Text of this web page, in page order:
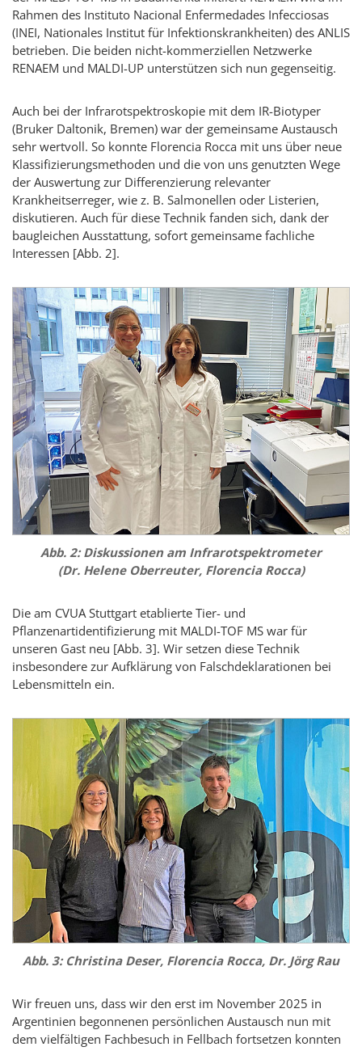
Rahmen des Instituto Nacional Enfermedades Infecciosas
(INEI, Nationales Institut für Infektionskrankheiten) des ANLIS
betrieben. Die beiden nicht-kommerziellen Netzwerke
RENAEM und MALDI-UP unterstützen sich nun gegenseitig.
Auch bei der Infrarotspektroskopie mit dem IR-Biotyper
(Bruker Daltonik, Bremen) war der gemeinsame Austausch
sehr wertvoll. So konnte Florencia Rocca mit uns über neue
Klassifizierungsmethoden und die von uns genutzten Wege
der Auswertung zur Differenzierung relevanter
Krankheitserreger, wie z. B. Salmonellen oder Listerien,
diskutieren. Auch für diese Technik fanden sich, dank der
baugleichen Ausstattung, sofort gemeinsame fachliche
Interessen [Abb. 2].
Abb. 2: Diskussionen am Infrarotspektrometer
(Dr. Helene Oberreuter, Florencia Rocca)
Die am CVUA Stuttgart etablierte Tier- und
Pflanzenartidentifizierung mit MALDI-TOF MS war für
unseren Gast neu [Abb. 3]. Wir setzen diese Technik
insbesondere zur Aufklärung von Falschdeklarationen bei
Lebensmitteln ein.
Abb. 3: Christina Deser, Florencia Rocca, Dr. Jörg Rau
Wir freuen uns, dass wir den erst im November 2025 in
Argentinien begonnenen persönlichen Austausch nun mit
dem vielfältigen Fachbesuch in Fellbach fortsetzen konnten